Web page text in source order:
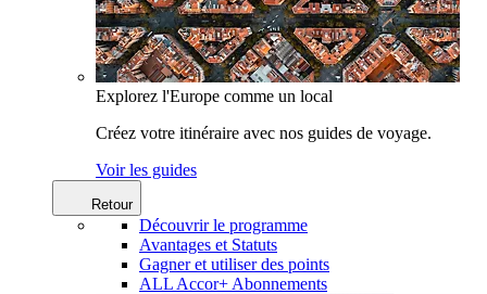
Explorez l'Europe comme un local
Créez votre itinéraire avec nos guides de voyage.
Voir les guides
Retour
Découvrir le programme
Avantages et Statuts
Gagner et utiliser des points
ALL Accor+ Abonnements